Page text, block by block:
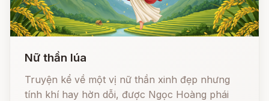
Nữ thần lúa
Truyện kể về một vị nữ thần xinh đẹp nhưng
tính khí hay hờn dỗi, được Ngọc Hoàng phái